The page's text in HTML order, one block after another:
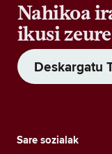
Nahikoa
ikusi
Deskargatu
Sare sozialak